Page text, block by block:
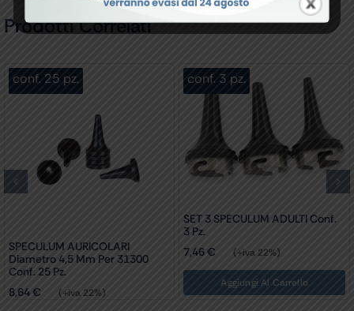
Prodotti Correlati
conf. 25 pz.
SPECULUM AURICOLARI
Diametro 4,5 Mm Per 31300
Conf. 25 Pz.
8,64€ (+iva 22%)
conf. 3 pz.
SET 3 SPECULUM ADULTI Conf.
3 Pz.
7,46€ (+iva 22%)
Aggiungi Al Carrello